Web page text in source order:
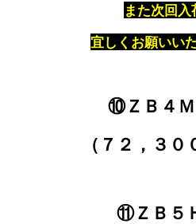
また次回入
宜しくお願いい
⑩ＺＢ４Ｍ
（７２，３０
⑪ＺＢ５